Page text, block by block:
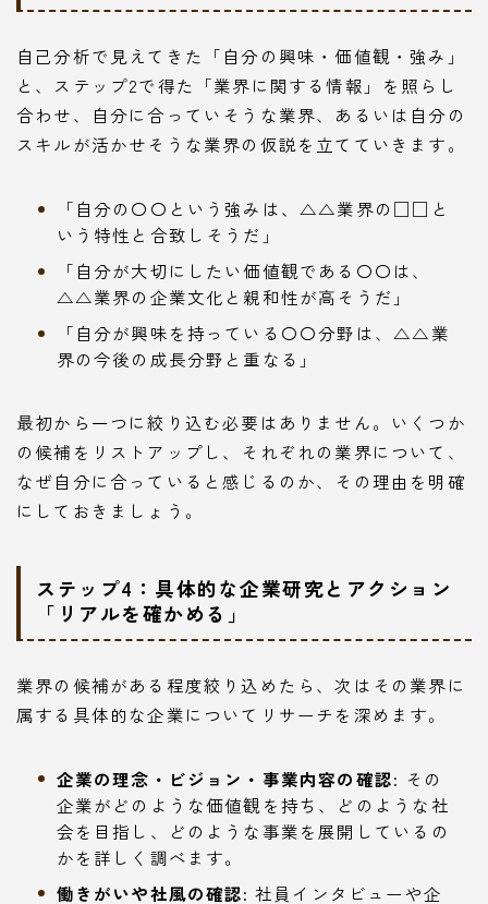
自己分析で見えてきた「自分の興味・価値観・強み」
と、ステップ2で得た「業界に関する情報」を照らし
合わせ、自分に合っていそうな業界、あるいは自分の
スキルが活かせそうな業界の仮説を立てていきます。
「自分の〇〇という強みは、△△業界の□□と
いう特性と合致しそうだ」
「自分が大切にしたい価値観である〇〇は、
△△業界の企業文化と親和性が高そうだ」
「自分が興味を持っている〇〇分野は、△△業
界の今後の成長分野と重なる」
最初から一つに絞り込む必要はありません。いくつか
の候補をリストアップし、それぞれの業界について、
なぜ自分に合っていると感じるのか、その理由を明確
にしておきましょう。
ステップ4：具体的な企業研究とアクション
「リアルを確かめる」
業界の候補がある程度絞り込めたら、次はその業界に
属する具体的な企業についてリサーチを深めます。
企業の理念・ビジョン・事業内容の確認: その
企業がどのような価値観を持ち、どのような社
会を目指し、どのような事業を展開しているの
かを詳しく調べます。
働きがいや社風の確認: 社員インタビューや企